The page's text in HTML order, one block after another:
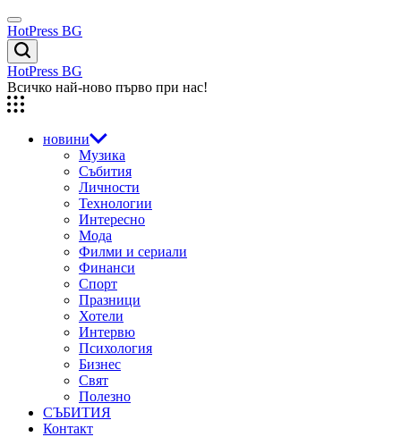
Skip
to
content
Menu
HotPress BG
Търсене
HotPress BG
Всичко най-ново първо при нас!
новини
Музика
Събития
Личности
Технологии
Интересно
Мода
Филми и сериали
Финанси
Спорт
Празници
Хотели
Интервю
Психология
Бизнес
Свят
Полезно
СЪБИТИЯ
Контакт